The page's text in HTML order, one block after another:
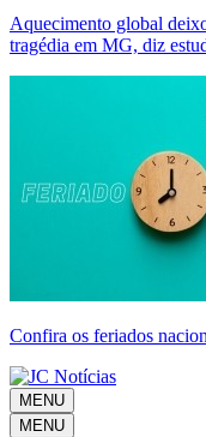
Aquecimento global
tragédia em MG, diz
Confira os feriados
MENU
MENU